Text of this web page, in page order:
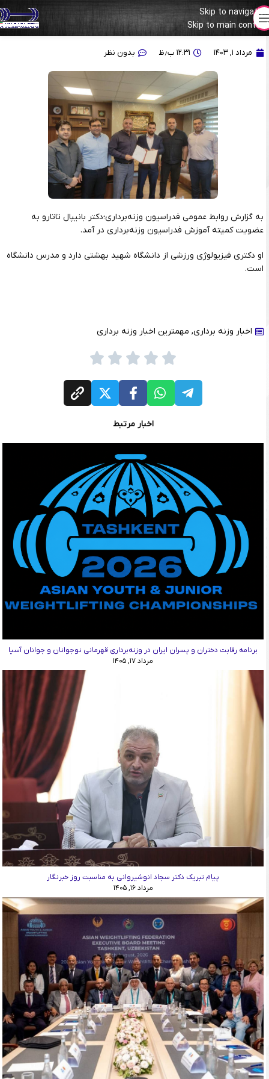
Skip to navigation
Skip to main content
بانیپال تاتارو؛عضو جدید کمیته آموزش و تحقیقات فدراسیون شد
مرداد ۱, ۱۴۰۳ ۱۲:۳۱ ب٫ظ بدون نظر
به گزارش روابط عمومی فدراسیون وزنه‌برداری؛دکتر بانیپال تاتارو به
عضویت کمیته آموزش فدراسیون وزنه‌برداری در آمد.
او دکتری فیزیولوژی ورزشی از دانشگاه شهید بهشتی دارد و مدرس دانشگاه
است.
اخبار وزنه برداری, مهمترین اخبار وزنه برداری
اخبار مرتبط
برنامه رقابت دختران و پسران ایران در وزنه‌برداری قهرمانی نوجوانان و جوانان آسیا
مرداد ۱۷, ۱۴۰۵
پیام تبریک دکتر سجاد انوشیروانی به مناسبت روز خبرنگار
مرداد ۱۶, ۱۴۰۵